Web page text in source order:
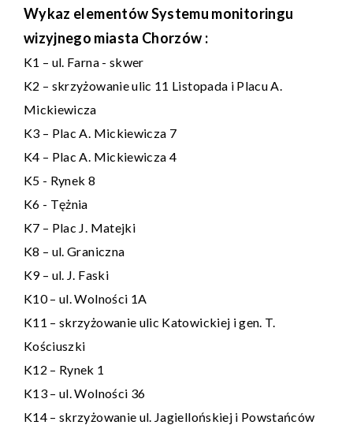
Wykaz elementów Systemu monitoringu
wizyjnego miasta Chorzów :
K1 – ul. Farna - skwer
K2 – skrzyżowanie ulic 11 Listopada i Placu A.
Mickiewicza
K3 – Plac A. Mickiewicza 7
K4 – Plac A. Mickiewicza 4
K5 - Rynek 8
K6 - Tężnia
K7 – Plac J. Matejki
K8 – ul. Graniczna
K9 – ul. J. Faski
K10 – ul. Wolności 1A
K11 – skrzyżowanie ulic Katowickiej i gen. T.
Kościuszki
K12 – Rynek 1
K13 – ul. Wolności 36
K14 – skrzyżowanie ul. Jagiellońskiej i Powstańców